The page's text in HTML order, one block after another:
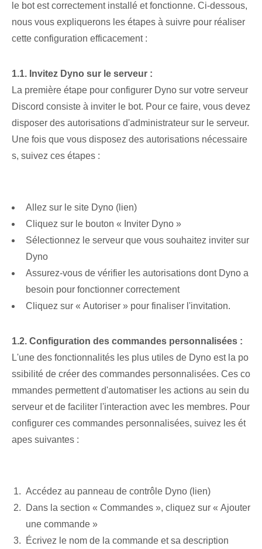
le bot est correctement installé et fonctionne. Ci-dessous,
nous vous expliquerons les étapes à suivre pour réaliser
cette configuration efficacement :
1.1. Invitez Dyno sur le serveur :
La première étape pour configurer Dyno sur votre serveur
Discord consiste à inviter le bot. ⁤Pour ce faire, vous devez
disposer des autorisations d'administrateur sur le ‌serveur.
Une fois que vous disposez des autorisations nécessaire
s, suivez ces étapes :
Allez sur le site Dyno (lien)
Cliquez sur le bouton « Inviter Dyno »
Sélectionnez le serveur que vous souhaitez inviter sur
Dyno
Assurez-vous de vérifier les autorisations dont Dyno a
besoin pour fonctionner correctement
Cliquez sur « Autoriser » pour finaliser l'invitation.
1.2.⁢ Configuration des commandes personnalisées⁢ :
L'une des fonctionnalités les plus utiles de Dyno est la po
ssibilité de créer des commandes personnalisées. Ces co
mmandes permettent d'automatiser les actions au sein du
serveur et de faciliter l'interaction avec les membres. Pour
configurer ces commandes personnalisées, suivez les ét
apes suivantes :
Accédez au panneau de contrôle Dyno (lien)
Dans la section « Commandes », cliquez sur « Ajouter
une commande »
Écrivez le nom de la commande et sa description